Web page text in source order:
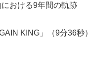
おける9年間の軌跡
KING」（9分36秒）